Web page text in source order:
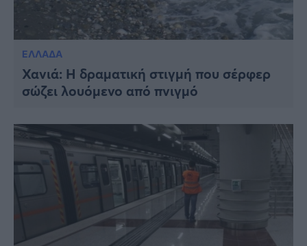
ΕΛΛΑΔΑ
Χανιά: Η δραματική στιγμή που σέρφερ
σώζει λουόμενο από πνιγμό